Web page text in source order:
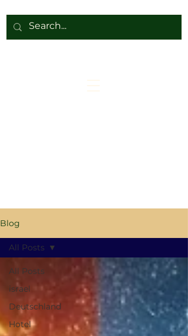
Blog
All Posts
israel
Deutschland
Hotel
All Posts